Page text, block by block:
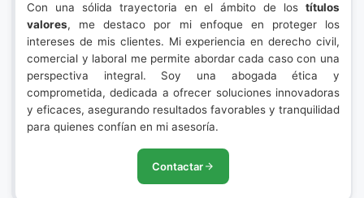
Con una sólida trayectoria en el ámbito de los títulos
valores, me destaco por mi enfoque en proteger los
intereses de mis clientes. Mi experiencia en derecho civil,
comercial y laboral me permite abordar cada caso con una
perspectiva integral. Soy una abogada ética y
comprometida, dedicada a ofrecer soluciones innovadoras
y eficaces, asegurando resultados favorables y tranquilidad
para quienes confían en mi asesoría.
Contactar